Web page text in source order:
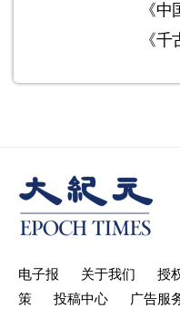
《中
《千
电子报 关于我们 授
策
投稿中心 广告服